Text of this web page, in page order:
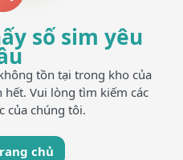
số sim yêu
tồn tại trong kho của
Vui lòng tìm kiếm các
của chúng tôi.
chủ